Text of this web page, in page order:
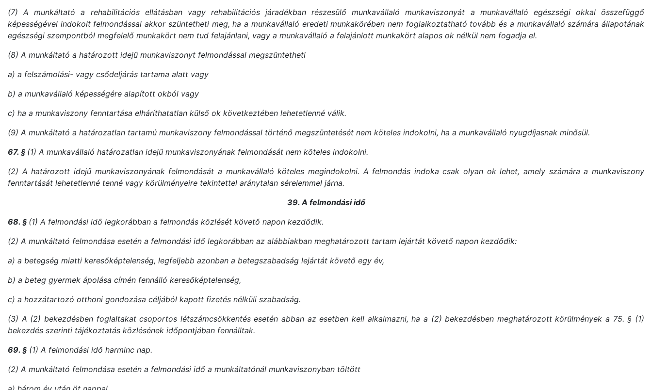
(7) A munkáltató a rehabilitációs ellátásban vagy rehabilitációs járadékban részesülő munkavállaló munkaviszonyát a munkavállaló egészségi okkal összefüggő
képességével indokolt felmondással akkor szüntetheti meg, ha a munkavállaló eredeti munkakörében nem foglalkoztatható tovább és a munkavállaló számára állapotának
egészségi szempontból megfelelő munkakört nem tud felajánlani, vagy a munkavállaló a felajánlott munkakört alapos ok nélkül nem fogadja el.
(8) A munkáltató a határozott idejű munkaviszonyt felmondással megszüntetheti
a) a felszámolási- vagy csődeljárás tartama alatt vagy
b) a munkavállaló képességére alapított okból vagy
c) ha a munkaviszony fenntartása elháríthatatlan külső ok következtében lehetetlenné válik.
(9) A munkáltató a határozatlan tartamú munkaviszony felmondással történő megszüntetését nem köteles indokolni, ha a munkavállaló nyugdíjasnak minősül.
67. § (1) A munkavállaló határozatlan idejű munkaviszonyának felmondását nem köteles indokolni.
(2) A határozott idejű munkaviszonyának felmondását a munkavállaló köteles megindokolni. A felmondás indoka csak olyan ok lehet, amely számára a munkaviszony
fenntartását lehetetlenné tenné vagy körülményeire tekintettel aránytalan sérelemmel járna.
39. A felmondási idő
68. § (1) A felmondási idő legkorábban a felmondás közlését követő napon kezdődik.
(2) A munkáltató felmondása esetén a felmondási idő legkorábban az alábbiakban meghatározott tartam lejártát követő napon kezdődik:
a) a betegség miatti keresőképtelenség, legfeljebb azonban a betegszabadság lejártát követő egy év,
b) a beteg gyermek ápolása címén fennálló keresőképtelenség,
c) a hozzátartozó otthoni gondozása céljából kapott fizetés nélküli szabadság.
(3) A (2) bekezdésben foglaltakat csoportos létszámcsökkentés esetén abban az esetben kell alkalmazni, ha a (2) bekezdésben meghatározott körülmények a 75. § (1)
bekezdés szerinti tájékoztatás közlésének időpontjában fennálltak.
69. § (1) A felmondási idő harminc nap.
(2) A munkáltató felmondása esetén a felmondási idő a munkáltatónál munkaviszonyban töltött